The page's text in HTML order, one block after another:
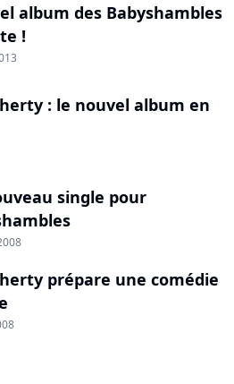
album des Babyshambles
!
: le nouvel album en
single pour
prépare une comédie